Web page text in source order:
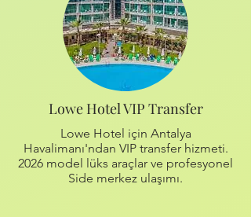
Lowe Hotel VIP Transfer
Lowe Hotel için Antalya
Havalimanı'ndan VIP transfer hizmeti.
2026 model lüks araçlar ve profesyonel
Side merkez ulaşımı.